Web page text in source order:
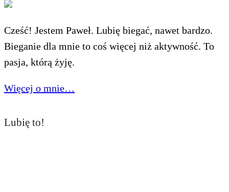
Cześć! Jestem Paweł. Lubię biegać, nawet bardzo.
Bieganie dla mnie to coś więcej niż aktywność. To
pasja, którą żyję.
Więcej o mnie…
Lubię to!